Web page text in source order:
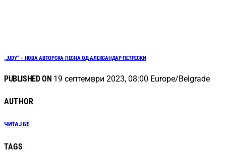
„JUDY“ – НОВА АВТОРСКА ПЕСНА ОД АЛЕКСАНДАР ПЕТРЕСКИ
PUBLISHED ON 19 септември 2023, 08:00 Europe/Belgrade
AUTHOR
ЧИТАЈ БЕ
TAGS